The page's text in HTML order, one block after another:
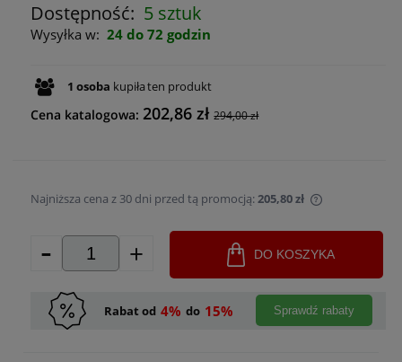
Dostępność: 5 sztuk
Wysyłka w: 24 do 72 godzin
1 osoba kupiłaten produkt
Cena katalogowa:202,86 zł 294,00 zł
Najniższa cena z 30 dni przed tą promocją:205,80 zł
Jeżeli
30 dni,
sprzedaży.
- + DO KOSZYKA
Rabat od 4% do 15% Sprawdź rabaty